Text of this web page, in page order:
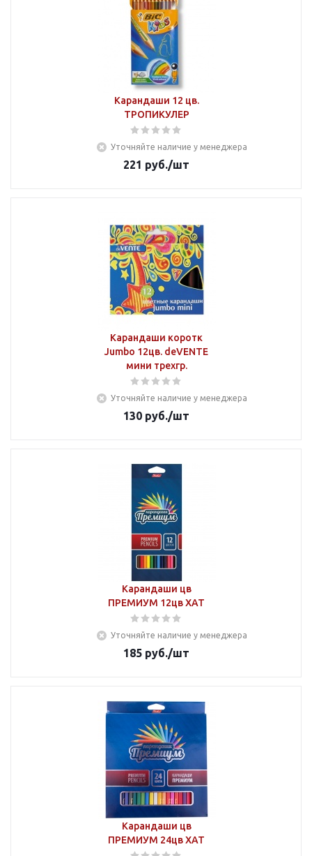
Карандаши 12 цв.
ТРОПИКУЛЕР
Уточняйте наличие у менеджера
221 руб./шт
Карандаши коротк
Jumbo 12цв. deVENTE
мини трехгр.
Уточняйте наличие у менеджера
130 руб./шт
Карандаши цв
ПРЕМИУМ 12цв ХАТ
Уточняйте наличие у менеджера
185 руб./шт
Карандаши цв
ПРЕМИУМ 24цв ХАТ